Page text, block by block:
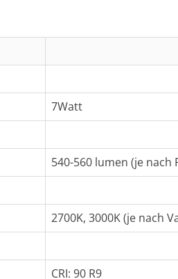
7Watt
540-560 lumen (je
2700K, 3000K (je nach
CRI: 90 R9